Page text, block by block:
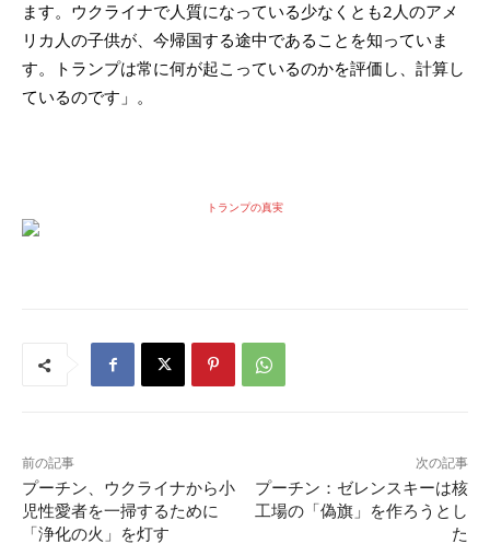
ます。ウクライナで人質になっている少なくとも2人のアメ
リカ人の子供が、今帰国する途中であることを知っていま
す。トランプは常に何が起こっているのかを評価し、計算し
ているのです」。
トランプの真実
前の記事
プーチン、ウクライナから小
児性愛者を一掃するために
「浄化の火」を灯す
次の記事
プーチン：ゼレンスキーは核
工場の「偽旗」を作ろうとし
た